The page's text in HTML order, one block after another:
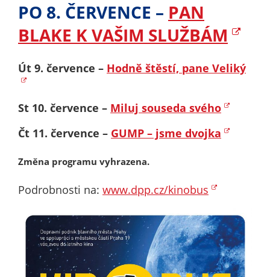
PO 8. ČERVENCE – PAN
BLAKE K VAŠIM SLUŽBÁM
Út 9. července – Hodně štěstí, pane Veliký
St 10. července – Miluj souseda svého
Čt 11. července – GUMP – jsme dvojka
Změna programu vyhrazena.
Podrobnosti na: www.dpp.cz/kinobus
a našich
reklamních
kampaní.
určujeme
návštěv našich
stránek. Data
těchto
cookies
zpracováváme
souhrnně, bez
použití
identifikátorů,
které ukazují